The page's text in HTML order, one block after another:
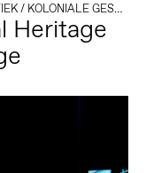
/ KOLONIALE GESCHIEDENIS
Heritage